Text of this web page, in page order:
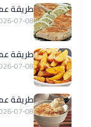
طريقة
07-08
طريقة
07-08
طريقة عمل
07-08